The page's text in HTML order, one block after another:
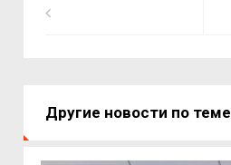
Другие новости по теме